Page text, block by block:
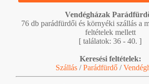
Vendégházak
76 db parádfürdői és környéki szállás a
feltételek mellett
[ találatok: 36 - 40. ]
Keresési feltételek:
Szállás/Parádfürdő/